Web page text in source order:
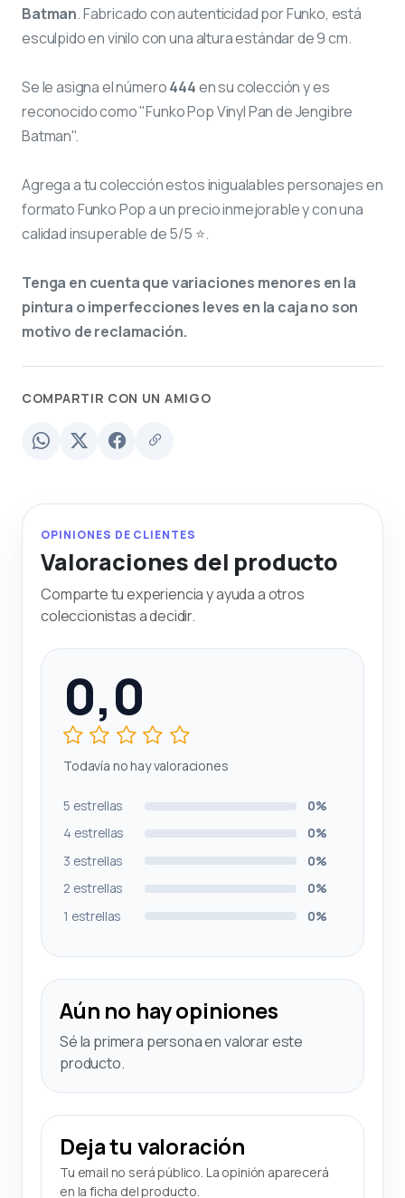
Batman. Fabricado con autenticidad por Funko, está
esculpido en vinilo con una altura estándar de 9 cm.
Se le asigna el número444en su colección y es
reconocido como "Funko Pop Vinyl Pan de Jengibre
Batman".
Agrega a tu colección estos inigualables personajes en
formato Funko Pop a un precio inmejorable y con una
calidad insuperable de 5/5 ⭐.
Tenga en cuenta que variaciones menores en la
pintura o imperfecciones leves en la caja no son
motivo de reclamación.
COMPARTIR CON UN AMIGO
OPINIONES DE CLIENTES
Valoraciones del producto
Comparte tu experiencia y ayuda a otros
coleccionistas a decidir.
0,0
Todavía no hay valoraciones
5 estrellas
0%
4 estrellas
0%
3 estrellas
0%
2 estrellas
0%
1 estrellas
0%
Aún no hay opiniones
Sé la primera persona en valorar este
producto.
Deja tu valoración
Tu email no será público. La opinión aparecerá
en la ficha del producto.